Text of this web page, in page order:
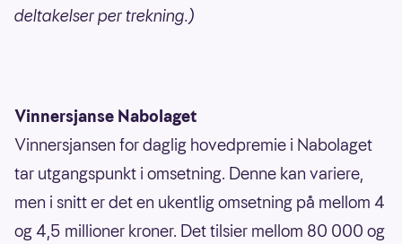
deltakelser per trekning.)
Vinnersjanse Nabolaget
Vinnersjansen for daglig hovedpremie i Nabolaget
tar utgangspunkt i omsetning. Denne kan variere,
men i snitt er det en ukentlig omsetning på mellom 4
og 4,5 millioner kroner. Det tilsier mellom 80 000 og